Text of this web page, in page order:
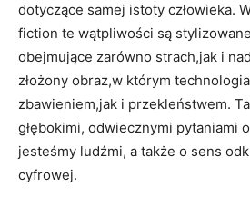
dotyczące samej istoty człowieka.
fiction te wątpliwości są
obejmujące zarówno strach,jak i
złożony obraz,w którym
zbawieniem,jak i przekleństwem.
głębokimi, odwiecznymi pytaniami
jesteśmy ludźmi, a także o sens
cyfrowej.